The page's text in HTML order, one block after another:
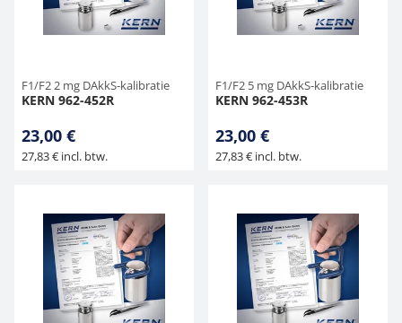
F1/F2 2 mg DAkkS-kalibratie
KERN 962-452R
23,00 €
27,83 € incl. btw.
F1/F2 5 mg DAkkS-kalibratie
KERN 962-453R
23,00 €
27,83 € incl. btw.